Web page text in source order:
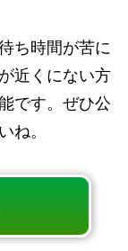
ち時間が苦に
近くにない方
です。ぜひ公
ね。